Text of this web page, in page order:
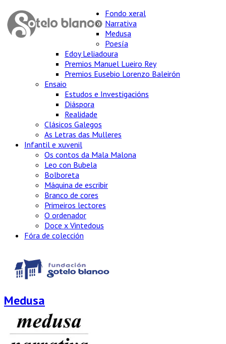
Fondo xeral
Narrativa
Medusa
Poesía
Edoy Leliadoura
Premios Manuel Lueiro Rey
Premios Eusebio Lorenzo Baleirón
Ensaio
Estudos e Investigacións
Diáspora
Realidade
Clásicos Galegos
As Letras das Mulleres
Infantil e xuvenil
Os contos da Mala Malona
Leo con Bubela
Bolboreta
Máquina de escribir
Branco de cores
Primeiros lectores
O ordenador
Doce x Vintedous
Fóra de colección
Medusa